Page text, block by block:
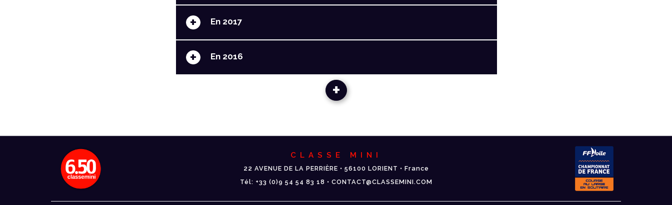
+ En 2017
+ En 2016
+
CLASSE MINI
22 AVENUE DE LA PERRIÈRE • 56100 LORIENT • France
Tél: +33 (0)9 54 54 83 18 • CONTACT@CLASSEMINI.COM